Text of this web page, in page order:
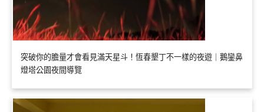
突破你的膽量才會看見滿天星斗！恆春墾丁不一樣的夜遊｜鵝鑾鼻
燈塔公園夜間導覽